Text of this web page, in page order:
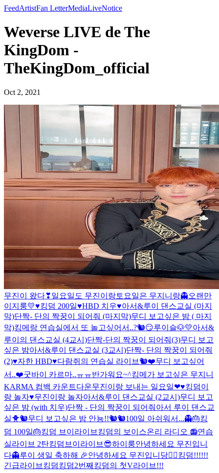
FeedArtistFan LetterMediaLiveNotice
Weverse LIVE de The
KingDom -
TheKingDom_official
Oct 2, 2021
무진이 왔다❣일요일도 무진이랑토요일은 무지니랑👻오랜만
이지룽💛♥킹덤 200일♥HBD 치우♥아서&루이 댄스교실 (마지
막)단짝- 단의 짝꿍이 되어줘 (마지막)무디 보고싶은 밤 ( 마지
막)킹메랑 연습실에서 또 놀고싶어서..?🐿😏루이슬🐶💛아서&
루이의 댄스교실 (4교시)단짝-단의 짝꿍이 되어줘(3)무디 보고
싶은 밤아서&루이 댄스교실 (3교시)단짝- 단의 짝꿍이 되어줘
(2)♥자한 HBD♥다람쥐의 연습실 라이브🐿❤무디 보고싶어
서..❤굿바이 카르마..ㅠㅠ반가워요~^킹메가 보고싶은 무지니
KARMA 컴백 카운트다운무진이랑 보내는 일요일❤♥︎킹덤이
랑 놀자♥︎무진이랑 놀자아서&루이 댄스교실 (2교시)무디 보고
싶은 밤 (with 치우)단짝 - 단의 짝꿍이 되어줘 아서 루이 댄스교
실🐥🐿무디 보고싶은 밤 안뇽!!🐿🐿100일 아쉬워서...👻🎂킹
덤 100일🎂킹덤 브이라이브 킹덤의 보이스온리 라디오 📻연습
실라이브 2탄킹덤브이라이브😎하이룽안녕하세요 무진입니
다👻루이 생일 축하해 🎉안녕하세요 무진입니당🙋‍♂️킹덤!!!!!!
긴급라이브 킹덤킹덤2번째 킹덤의 첫V라이브!!!